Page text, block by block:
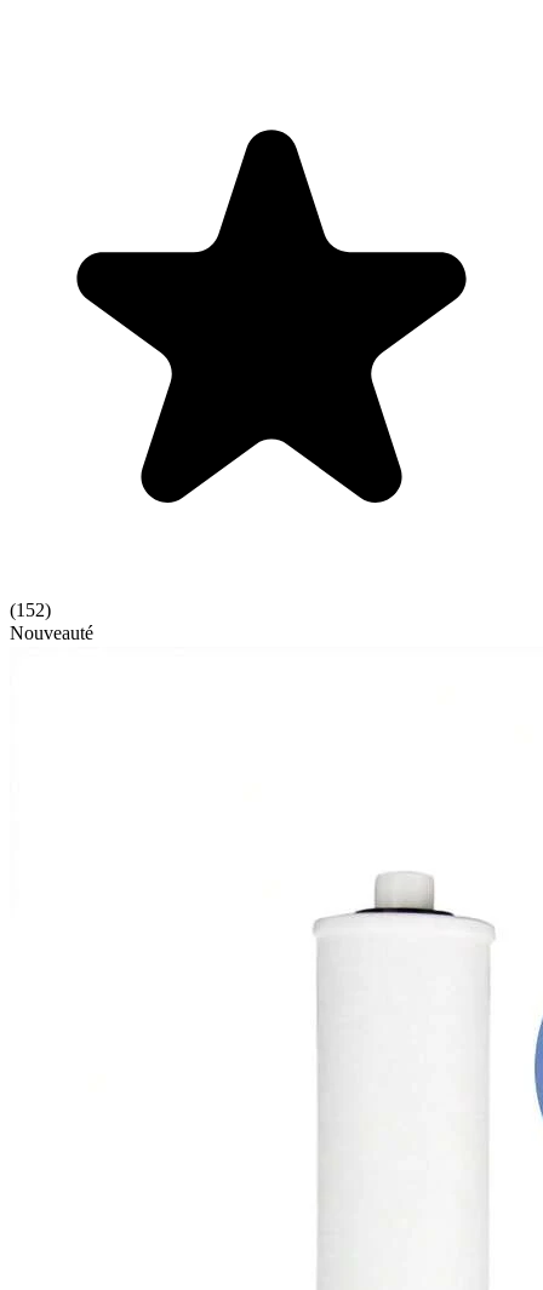
(152)
Nouveauté